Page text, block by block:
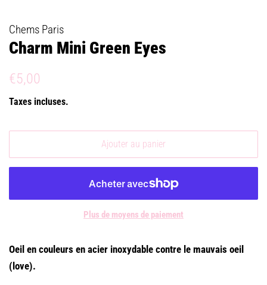
Chems Paris
Charm Mini Green Eyes
Prix
€5,00
Taxes incluses.
Ajouter au panier
Plus de moyens de paiement
Oeil en couleurs en acier inoxydable contre le mauvais oeil
(love).